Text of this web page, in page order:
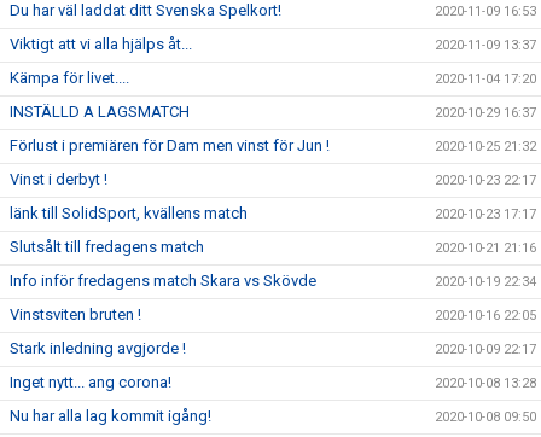
Du har väl laddat ditt Svenska Spelkort! 2020-11-09 16:53
Viktigt att vi alla hjälps åt... 2020-11-09 13:37
Kämpa för livet.... 2020-11-04 17:20
INSTÄLLD A LAGSMATCH 2020-10-29 16:37
Förlust i premiären för Dam men vinst för Jun ! 2020-10-25 21:32
Vinst i derbyt ! 2020-10-23 22:17
länk till SolidSport, kvällens match 2020-10-23 17:17
Slutsålt till fredagens match 2020-10-21 21:16
Info inför fredagens match Skara vs Skövde 2020-10-19 22:34
Vinstsviten bruten ! 2020-10-16 22:05
Stark inledning avgjorde ! 2020-10-09 22:17
Inget nytt... ang corona! 2020-10-08 13:28
Nu har alla lag kommit igång! 2020-10-08 09:50